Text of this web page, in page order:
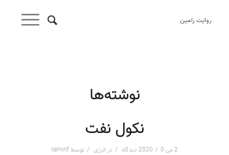
روایت رامین
نوشته‌ها
نکول نفت
2 می 2020 / 0 دیدگاه / در انرژی / توسط raminf